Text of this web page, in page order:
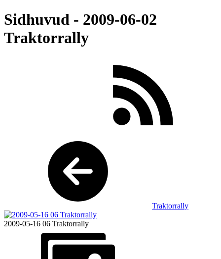
Sidhuvud - 2009-06-02
Traktorrally
Traktorrally
2009-05-16 06 Traktorrally